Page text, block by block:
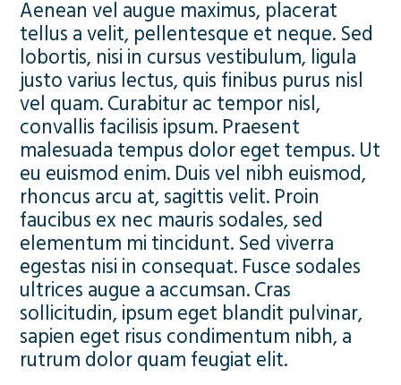
Aenean vel augue maximus, placerat
tellus a velit, pellentesque et neque. Sed
lobortis, nisi in cursus vestibulum, ligula
justo varius lectus, quis finibus purus nisl
vel quam. Curabitur ac tempor nisl,
convallis facilisis ipsum. Praesent
malesuada tempus dolor eget tempus. Ut
eu euismod enim. Duis vel nibh euismod,
rhoncus arcu at, sagittis velit. Proin
faucibus ex nec mauris sodales, sed
elementum mi tincidunt. Sed viverra
egestas nisi in consequat. Fusce sodales
ultrices augue a accumsan. Cras
sollicitudin, ipsum eget blandit pulvinar,
sapien eget risus condimentum nibh, a
rutrum dolor quam feugiat elit.